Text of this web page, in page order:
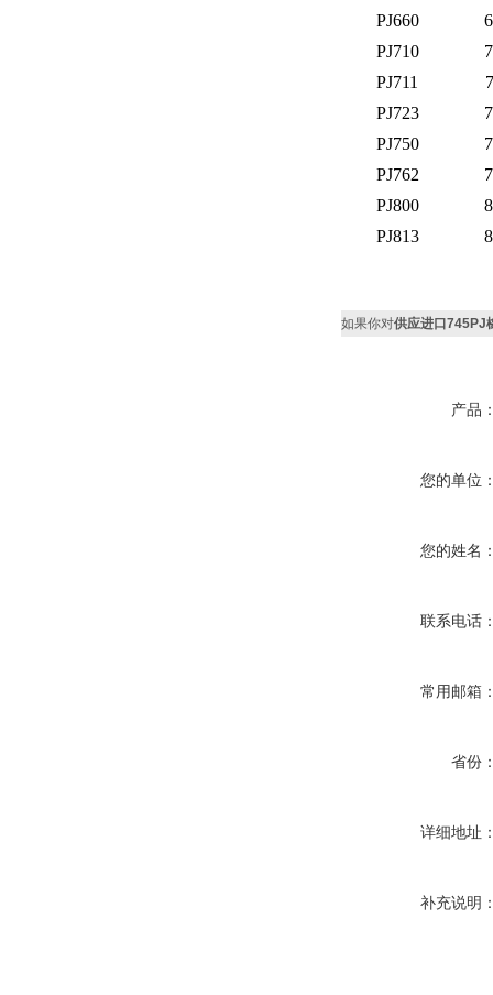
PJ660
PJ710
PJ711
PJ723
PJ750
PJ762
PJ800
PJ813
如果你对供应进口745PJ
产品
您的单位
您的姓名
联系电话
常用邮箱
省份
详细地址
补充说明